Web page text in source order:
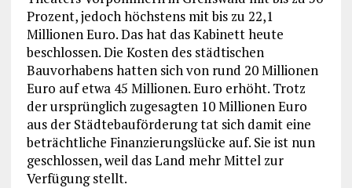
Prozent, jedoch höchstens mit bis zu 22,1
Millionen Euro. Das hat das Kabinett heute
beschlossen. Die Kosten des städtischen
Bauvorhabens hatten sich von rund 20 Millionen
Euro auf etwa 45 Millionen. Euro erhöht. Trotz
der ursprünglich zugesagten 10 Millionen Euro
aus der Städtebauförderung tat sich damit eine
beträchtliche Finanzierungslücke auf. Sie ist nun
geschlossen, weil das Land mehr Mittel zur
Verfügung stellt.